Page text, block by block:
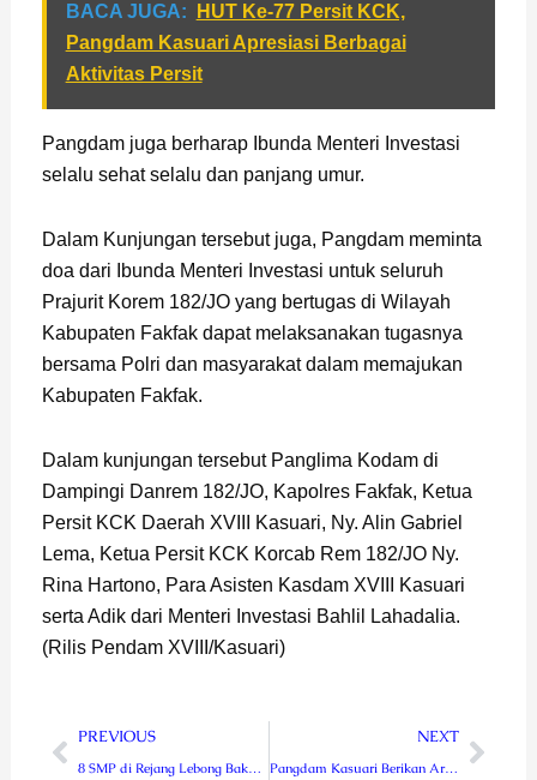
BACA JUGA:
HUT Ke-77 Persit KCK,
Pangdam Kasuari Apresiasi Berbagai
Aktivitas Persit
Pangdam juga berharap Ibunda Menteri Investasi
selalu sehat selalu dan panjang umur.
Dalam Kunjungan tersebut juga, Pangdam meminta
doa dari Ibunda Menteri Investasi untuk seluruh
Prajurit Korem 182/JO yang bertugas di Wilayah
Kabupaten Fakfak dapat melaksanakan tugasnya
bersama Polri dan masyarakat dalam memajukan
Kabupaten Fakfak.
Dalam kunjungan tersebut Panglima Kodam di
Dampingi Danrem 182/JO, Kapolres Fakfak, Ketua
Persit KCK Daerah XVIII Kasuari, Ny. Alin Gabriel
Lema, Ketua Persit KCK Korcab Rem 182/JO Ny.
Rina Hartono, Para Asisten Kasdam XVIII Kasuari
serta Adik dari Menteri Investasi Bahlil Lahadalia.
(Rilis Pendam XVIII/Kasuari)
Prev
PREVIOUS
8 SMP di Rejang Lebong Bakal Dapat Bantuan Sarpras Baru
NEXT
Pangdam Kasuari Berikan Arahan Kepada Pansel Catar Akmil
Next